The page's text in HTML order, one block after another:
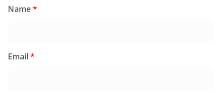
Name*
Email*